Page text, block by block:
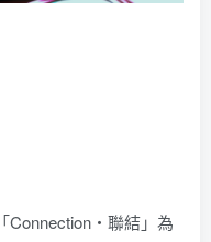
Connection・聯結」為